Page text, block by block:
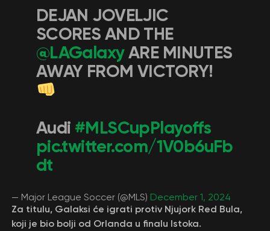
DEJAN JOVELJIC
SCORES AND THE
@LAGalaxyARE MINUTES
AWAY FROM VICTORY!
Audi #MLSCupPlayoffs
pic.twitter.com/1V0b6uFb
dt
— Major League Soccer (@MLS) December 1, 2024
Za titulu, Galaksi će igrati protiv Njujork Red Bula,
koji je bio bolji od Orlanda u finalu Istoka.